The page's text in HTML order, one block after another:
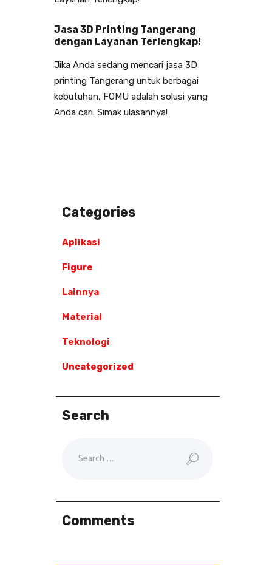
Jasa 3D Printing Tangerang
dengan Layanan Terlengkap!
Jika Anda sedang mencari jasa 3D
printing Tangerang untuk berbagai
kebutuhan, FOMU adalah solusi yang
Anda cari. Simak ulasannya!
Categories
Aplikasi
Figure
Lainnya
Material
Teknologi
Uncategorized
Search
Comments